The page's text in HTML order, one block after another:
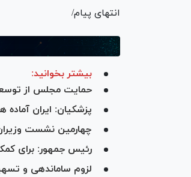
انتهای پیام/
بیشتر بخوانید:
حمایت مجلس از
پزشکیان: ایران
چهارمین نشست
رئیس جمهور: برای
لزوم ساماندهی و